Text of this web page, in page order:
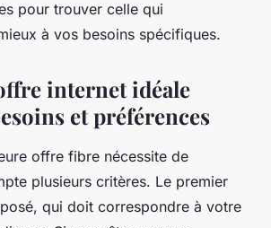
pour trouver celle qui
à vos besoins spécifiques.
internet idéale
et préférences
offre fibre nécessite de
plusieurs critères. Le premier
qui doit correspondre à votre